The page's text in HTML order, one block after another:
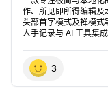
作、所见即所得编辑及
头部首字模式及禅模式
人手记录与 AI 工具集
3